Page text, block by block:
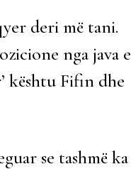
deri më tani.
nga java e
kështu Fifin dhe
se tashmë ka